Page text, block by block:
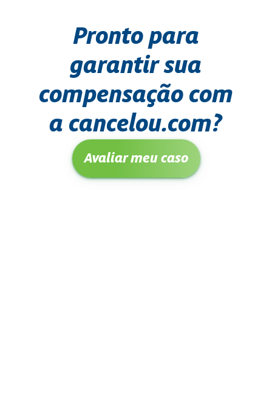
Pronto para
garantir sua
compensação com
a cancelou.com?
Avaliar meu caso